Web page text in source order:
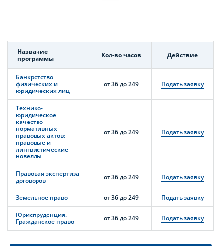
Название
программы
Кол-во часов Действие
Банкротство
физических и
юридических лиц
от 36 до 249 Подать заявку
Технико-
юридическое
качество
нормативных
правовых актов:
правовые и
лингвистические
новеллы
от 36 до 249 Подать заявку
Правовая экспертиза
договоров
от 36 до 249 Подать заявку
Земельное право от 36 до 249 Подать заявку
Юриспруденция.
Гражданское право
от 36 до 249 Подать заявку